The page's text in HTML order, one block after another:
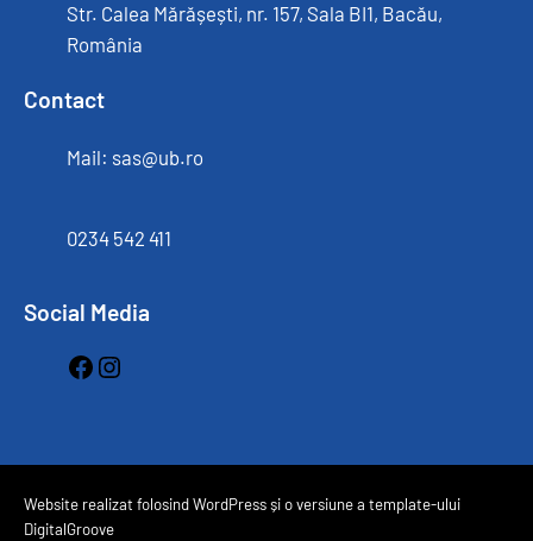
Str. Calea Mărășești, nr. 157, Sala BI1, Bacău,
România
Contact
Mail: sas@ub.ro
0234 542 411
Social Media
Facebook Instagram
Website realizat folosind WordPress și o versiune a template-ului
DigitalGroove